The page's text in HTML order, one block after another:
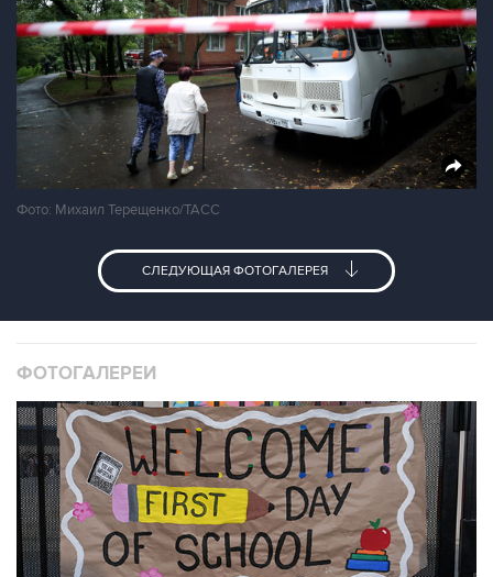
Фото: Михаил Терещенко/ТАСС
СЛЕДУЮЩАЯ ФОТОГАЛЕРЕЯ
ФОТОГАЛЕРЕИ